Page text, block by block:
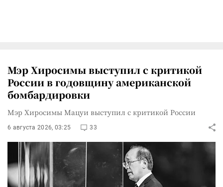
Мэр Хиросимы выступил с критикой
России в годовщину американской
бомбардировки
Мэр Хиросимы Мацуи выступил с критикой России
6 августа 2026, 03:25 33